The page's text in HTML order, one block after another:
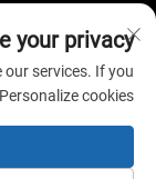
your privacy
our services. If you
cookies.